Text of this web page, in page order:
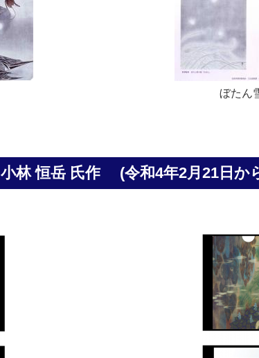
ぼたん
小林 恒岳 氏作 (令和4年2月21日か